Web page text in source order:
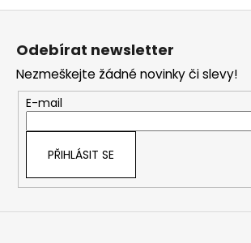
Odebírat newsletter
Nezmeškejte žádné novinky či slevy!
E-mail
PŘIHLÁSIT SE